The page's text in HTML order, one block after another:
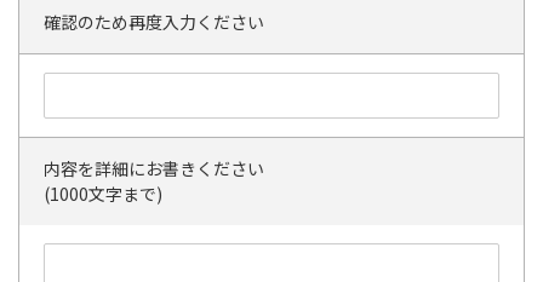
確認のため再度入力ください
内容を詳細にお書きください
(1000文字まで)